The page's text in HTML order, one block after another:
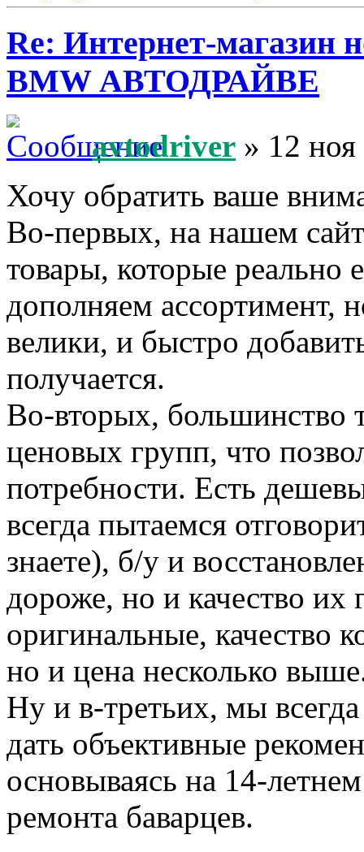
Re: Интернет-магазин
BMW АВТОДРАЙВЕ
avtodriver » 12
Хочу обратить ваше
Во-первых, на нашем
товары, которые
дополняем ассортимент,
велики, и быстро
получается.
Во-вторых, большинство
ценовых групп, что
потребности. Есть
всегда пытаемся
знаете), б/у и
дороже, но и качество
оригинальные, качество
но и цена несколько
Ну и в-третьих, мы
дать объективные
основываясь на 14-
ремонта баварцев.